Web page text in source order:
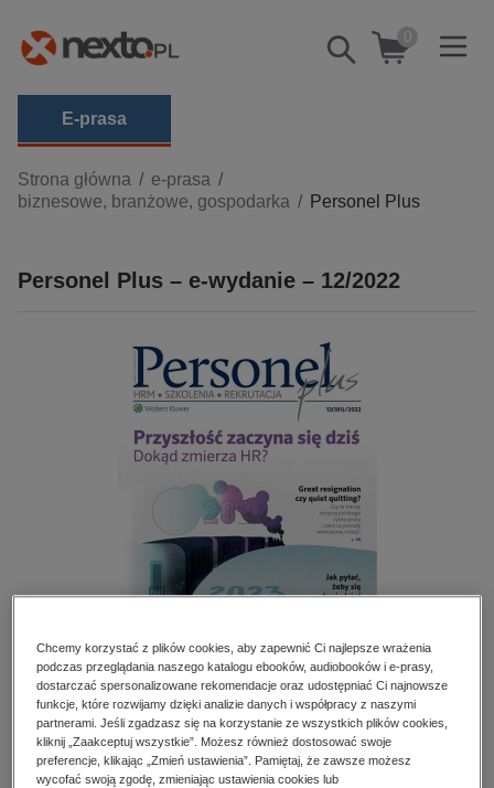
Pokaż/schowaj
wyszukiwarkę
0
E-prasa
Kategorie
Zobacz wszystkie E-prasa
biznesowe, branżowe, gospodarka
edukacja
hobby, sport, rozrywka
komputery, internet, technologie, informatyka
kobiece, lifestyle, kultura
polityka, społeczno-informacyjne
psychologiczne
popularno-naukowe
historia
zdrowie
religie
Strona główna
e-prasa
biznesowe, branżowe, gospodarka
Personel Plus
Personel Plus – e-wydanie – 12/2022
Przeczytaj fragment
Personel Plus – e-wydanie – 12/2022
Chcemy korzystać z plików cookies, aby zapewnić Ci najlepsze wrażenia
podczas przeglądania naszego katalogu ebooków, audiobooków i e-prasy,
dostarczać spersonalizowane rekomendacje oraz udostępniać Ci najnowsze
funkcje, które rozwijamy dzięki analizie danych i współpracy z naszymi
partnerami. Jeśli zgadzasz się na korzystanie ze wszystkich plików cookies,
kliknij „Zaakceptuj wszystkie”. Możesz również dostosować swoje
preferencje, klikając „Zmień ustawienia”. Pamiętaj, że zawsze możesz
wycofać swoją zgodę, zmieniając ustawienia cookies lub